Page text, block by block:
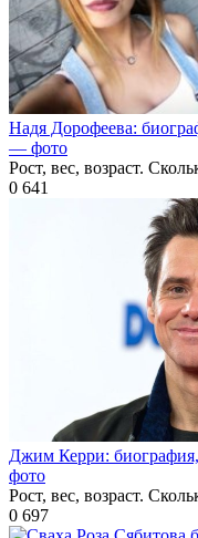
Надя Дорофеева:
— фото
Рост, вес, возраст.
0 641
Джим Керри:
фото
Рост, вес, возраст.
0 697